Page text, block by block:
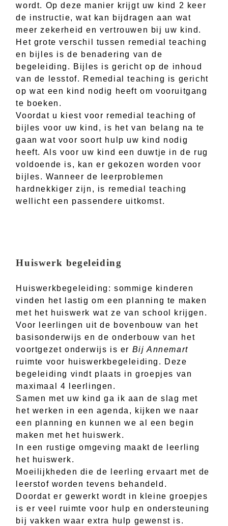
wordt. Op deze manier krijgt uw kind 2 keer
de instructie, wat kan bijdragen aan wat
meer zekerheid en vertrouwen bij uw kind.
Het grote verschil tussen remedial teaching
en bijles is de benadering van de
begeleiding. Bijles is gericht op de inhoud
van de lesstof. Remedial teaching is gericht
op wat een kind nodig heeft om vooruitgang
te boeken.
Voordat u kiest voor remedial teaching of
bijles voor uw kind, is het van belang na te
gaan wat voor soort hulp uw kind nodig
heeft. Als voor uw kind een duwtje in de rug
voldoende is, kan er gekozen worden voor
bijles. Wanneer de leerproblemen
hardnekkiger zijn, is remedial teaching
wellicht een passendere uitkomst.
Huiswerk begeleiding
Huiswerkbegeleiding: sommige kinderen
vinden het lastig om een planning te maken
met het huiswerk wat ze van school krijgen.
Voor leerlingen uit de bovenbouw van het
basisonderwijs en de onderbouw van het
voortgezet onderwijs is er Bij Annemart
ruimte voor huiswerkbegeleiding. Deze
begeleiding vindt plaats in groepjes van
maximaal 4 leerlingen.
Samen met uw kind ga ik aan de slag met
het werken in een agenda, kijken we naar
een planning en kunnen we al een begin
maken met het huiswerk.
In een rustige omgeving maakt de leerling
het huiswerk.
Moeilijkheden die de leerling ervaart met de
leerstof worden tevens behandeld.
Doordat er gewerkt wordt in kleine groepjes
is er veel ruimte voor hulp en ondersteuning
bij vakken waar extra hulp gewenst is.